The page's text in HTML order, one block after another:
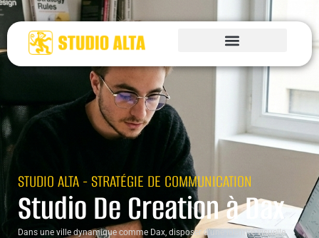
STUDIO ALTA - STRATÉGIE DE COMMUNICATION
Studio De Creation à Dax
Dans une ville dynamique comme Dax, disposer d’une identité visuelle